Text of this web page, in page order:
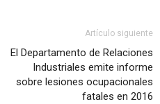
Artículo siguiente
El Departamento de Relaciones
Industriales emite informe
sobre lesiones ocupacionales
fatales en 2016